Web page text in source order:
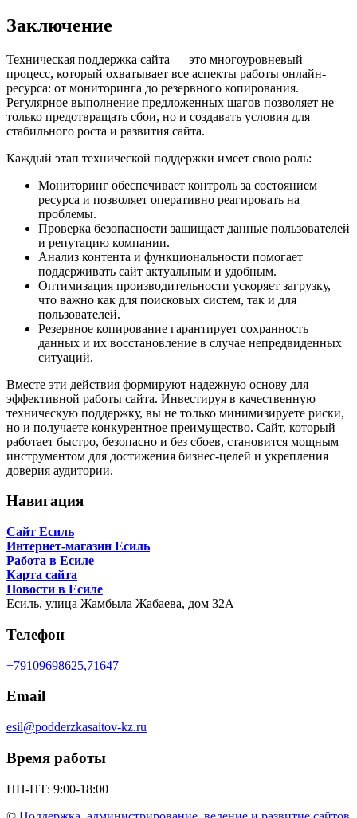
Заключение
Техническая поддержка сайта — это многоуровневый
процесс, который охватывает все аспекты работы онлайн-
ресурса: от мониторинга до резервного копирования.
Регулярное выполнение предложенных шагов позволяет не
только предотвращать сбои, но и создавать условия для
стабильного роста и развития сайта.
Каждый этап технической поддержки имеет свою роль:
Мониторинг обеспечивает контроль за состоянием
ресурса и позволяет оперативно реагировать на
проблемы.
Проверка безопасности защищает данные пользователей
и репутацию компании.
Анализ контента и функциональности помогает
поддерживать сайт актуальным и удобным.
Оптимизация производительности ускоряет загрузку,
что важно как для поисковых систем, так и для
пользователей.
Резервное копирование гарантирует сохранность
данных и их восстановление в случае непредвиденных
ситуаций.
Вместе эти действия формируют надежную основу для
эффективной работы сайта. Инвестируя в качественную
техническую поддержку, вы не только минимизируете риски,
но и получаете конкурентное преимущество. Сайт, который
работает быстро, безопасно и без сбоев, становится мощным
инструментом для достижения бизнес-целей и укрепления
доверия аудитории.
Навигация
Сайт Есиль
Интернет-магазин Есиль
Работа в Есиле
Карта сайта
Новости в Есиле
Есиль, улица Жамбыла Жабаева, дом 32А
Телефон
+79109698625,71647
Email
esil@podderzkasaitov-kz.ru
Время работы
ПН-ПТ: 9:00-18:00